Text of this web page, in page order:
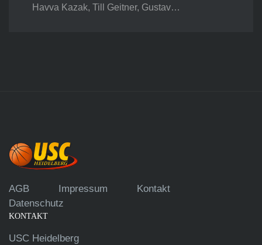
Havva Kazak, Till Geitner, Gustav…
AGB Impressum
Kontakt
Datenschutz
KONTAKT
USC Heidelberg